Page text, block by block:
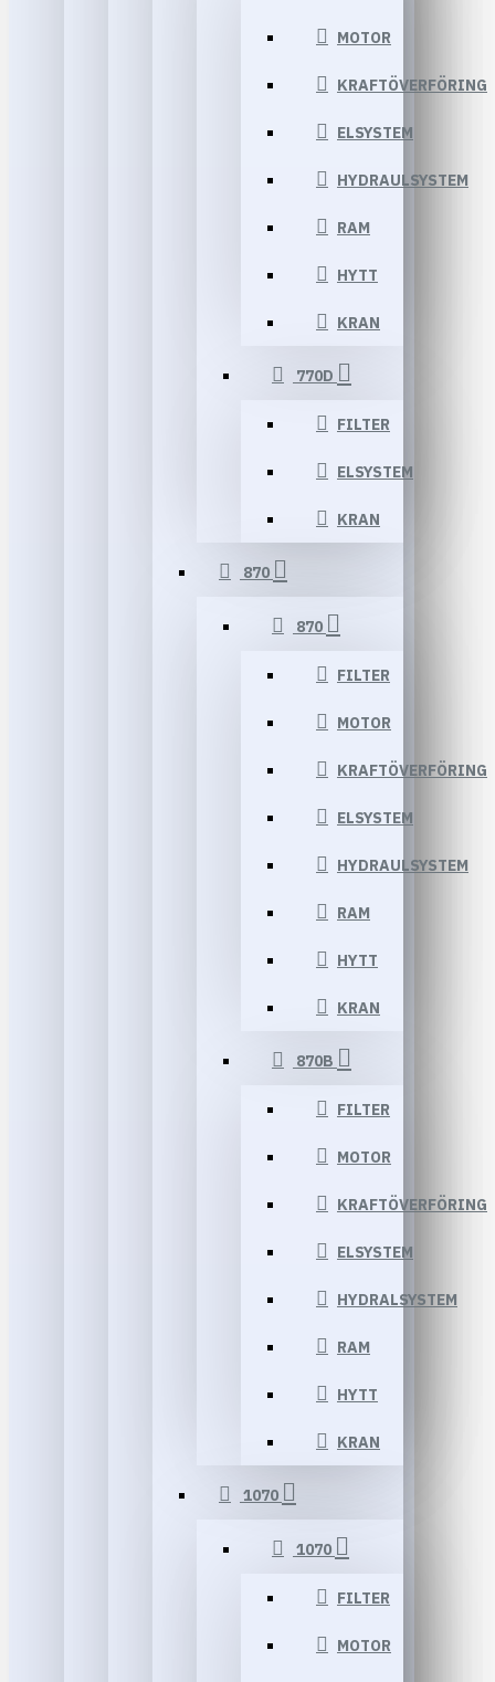
MOTOR
KRAFTÖVERFÖRING
ELSYSTEM
HYDRAULSYSTEM
RAM
HYTT
KRAN
770D
FILTER
ELSYSTEM
KRAN
870
870
FILTER
MOTOR
KRAFTÖVERFÖRING
ELSYSTEM
HYDRAULSYSTEM
RAM
HYTT
KRAN
870B
FILTER
MOTOR
KRAFTÖVERFÖRING
ELSYSTEM
HYDRALSYSTEM
RAM
HYTT
KRAN
1070
1070
FILTER
MOTOR